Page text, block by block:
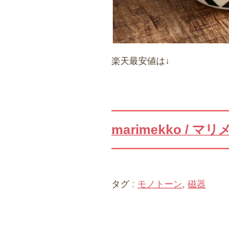
楽天最安値は↓
marimekko / マリ
タグ : モノトーン 磁器